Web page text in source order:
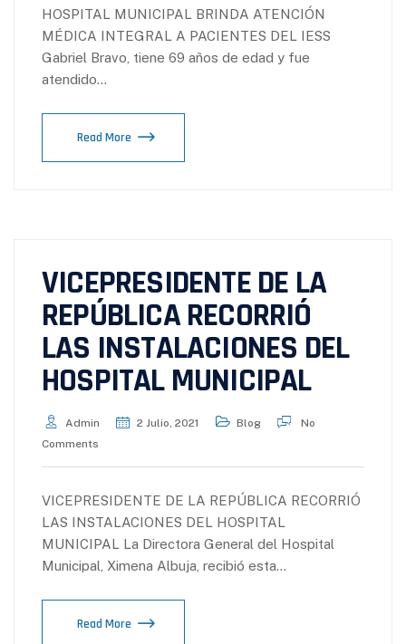
HOSPITAL MUNICIPAL BRINDA ATENCIÓN
MÉDICA INTEGRAL A PACIENTES DEL IESS
Gabriel Bravo, tiene 69 años de edad y fue
atendido…
Read More
VICEPRESIDENTE DE LA
REPÚBLICA RECORRIÓ
LAS INSTALACIONES DEL
HOSPITAL MUNICIPAL
Admin 2 Julio, 2021 Blog
No
Comments
VICEPRESIDENTE DE LA REPÚBLICA RECORRIÓ
LAS INSTALACIONES DEL HOSPITAL
MUNICIPAL La Directora General del Hospital
Municipal, Ximena Albuja, recibió esta…
Read More